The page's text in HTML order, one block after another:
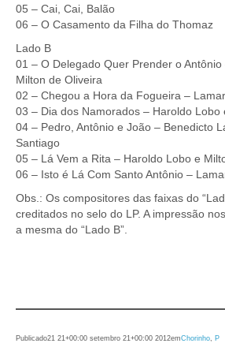
05 – Cai, Cai, Balão
06 – O Casamento da Filha do Thomaz
Lado B
01 – O Delegado Quer Prender o
Milton de Oliveira
02 – Chegou a Hora da Fogueira –
03 – Dia dos Namorados – Haroldo Lobo
04 – Pedro, Antônio e João – Benedicto
Santiago
05 – Lá Vem a Rita – Haroldo Lobo e
06 – Isto é Lá Com Santo Antônio –
Obs.: Os compositores das faixas do
creditados no selo do LP. A impressão
a mesma do “Lado B”.
Publicado21 21+00:00 setembro 21+00:00 2012emChorinho P